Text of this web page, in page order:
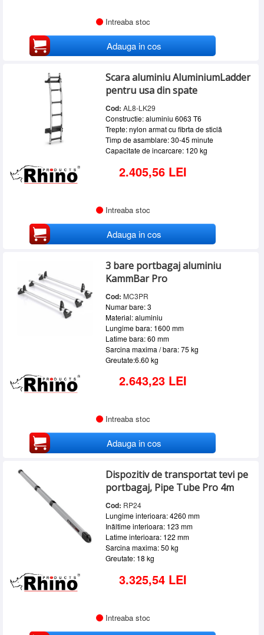
Intreaba stoc
Adauga in cos
Scara aluminiu AluminiumLadder
pentru usa din spate
Cod: AL8-LK29
Constructie: aluminiu 6063 T6
Trepte: nylon armat cu fibrta de sticlă
Timp de asamblare: 30-45 minute
Capacitate de incarcare: 120 kg
2.405,56 LEI
Intreaba stoc
Adauga in cos
3 bare portbagaj aluminiu
KammBar Pro
Cod: MC3PR
Numar bare: 3
Material: aluminiu
Lungime bara: 1600 mm
Latime bara: 60 mm
Sarcina maxima / bara: 75 kg
Greutate:6.60 kg
2.643,23 LEI
Intreaba stoc
Adauga in cos
Dispozitiv de transportat tevi pe
portbagaj, Pipe Tube Pro 4m
Cod: RP24
Lungime interioara: 4260 mm
Inăltime interioara: 123 mm
Latime interioara: 122 mm
Sarcina maxima: 50 kg
Greutate: 18 kg
3.325,54 LEI
Intreaba stoc